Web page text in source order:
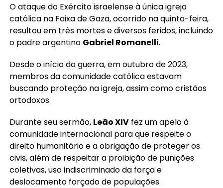
O ataque do Exército israelense à única igreja
católica na Faixa de Gaza, ocorrido na quinta-feira,
resultou em três mortes e diversos feridos, incluindo
o padre argentino Gabriel Romanelli.
Desde o início da guerra, em outubro de 2023,
membros da comunidade católica estavam
buscando proteção na igreja, assim como cristãos
ortodoxos.
Durante seu sermão, Leão XIVfez um apelo à
comunidade internacional para que respeite o
direito humanitário e a obrigação de proteger os
civis, além de respeitar a proibição de punições
coletivas, uso indiscriminado da força e
deslocamento forçado de populações.